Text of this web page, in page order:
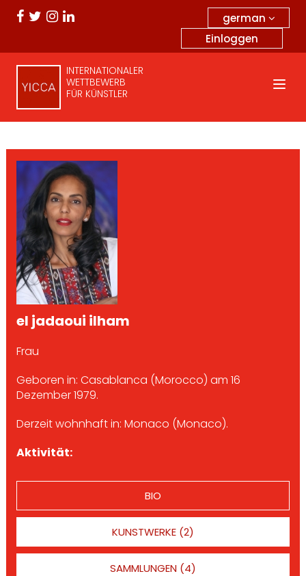
german
Einloggen
INTERNATIONALER
WETTBEWERB
FÜR KÜNSTLER
el jadaoui ilham
Frau
Geboren in: Casablanca (Morocco) am 16
Dezember 1979.
Derzeit wohnhaft in: Monaco (Monaco).
Aktivität:
BIO
KUNSTWERKE (2)
SAMMLUNGEN (4)